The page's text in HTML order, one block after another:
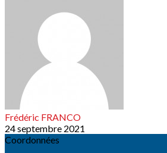
Frédéric FRANCO
24 septembre 2021
Coordonnées